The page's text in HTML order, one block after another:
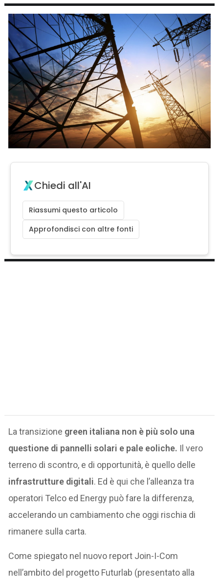
Chiedi all'AI
Riassumi questo articolo
Approfondisci con altre fonti
La transizione green italiana non è più solo una
questione di pannelli solari e pale eoliche. Il vero
terreno di scontro, e di opportunità, è quello delle
infrastrutture digitali. Ed è qui che l’alleanza tra
operatori Telco ed Energy può fare la differenza,
accelerando un cambiamento che oggi rischia di
rimanere sulla carta.
Come spiegato nel nuovo report Join-I-Com
nell’ambito del progetto Futurlab (presentato alla